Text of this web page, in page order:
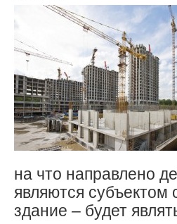
на что направлено
являются субъектом
здание – будет